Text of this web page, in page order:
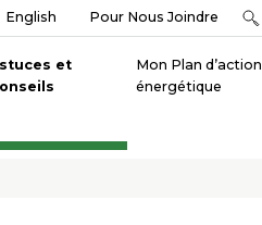
English Pour Nous Joindre
et
Mon Plan d’action
énergétique